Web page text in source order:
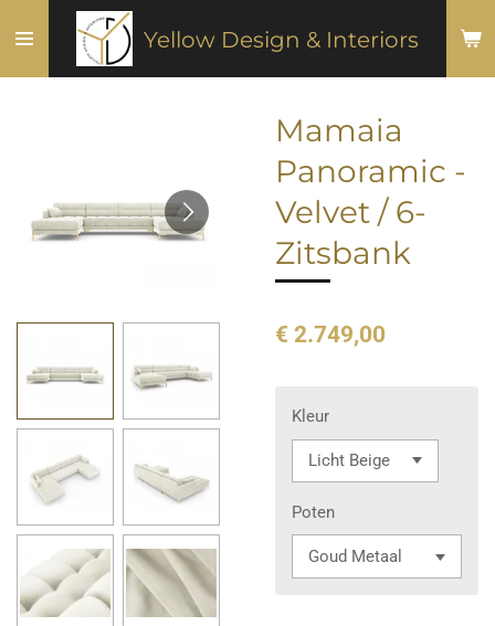
direct
naar
Yellow Design & Interiors
Mamaia
Panoramic -
Velvet / 6-
Zitsbank
€ 2.749,00
Kleur
Poten